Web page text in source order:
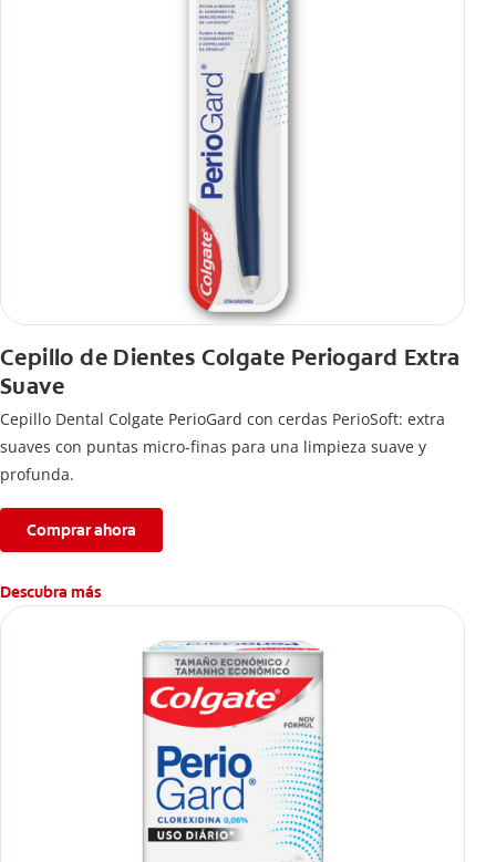
Cepillo de Dientes Colgate Periogard Extra
Suave
Cepillo Dental Colgate PerioGard con cerdas PerioSoft: extra
suaves con puntas micro-finas para una limpieza suave y
profunda.
Comprar ahora
Descubra más